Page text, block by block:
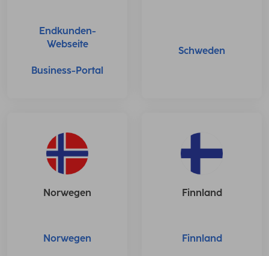
Endkunden-
Webseite
Business-Portal
Schweden
Norwegen
Norwegen
Finnland
Finnland